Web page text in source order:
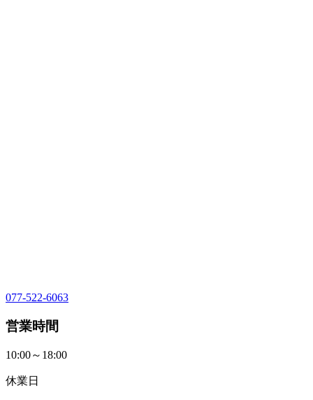
077-522-6063
営業時間
10:00～18:00
休業日